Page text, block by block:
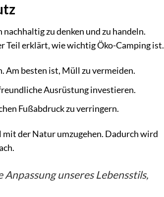
zu denken und zu handeln.
Teil erklärt, wie wichtig Öko-Camping ist.
Am besten ist, Müll zu vermeiden.
Ausrüstung investieren.
Fußabdruck zu verringern.
der Natur umzugehen. Dadurch wird
unseres Lebensstils,